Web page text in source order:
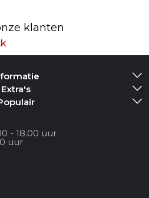
klanten
toevoegen
Extra's
- 18.00 uur
uur